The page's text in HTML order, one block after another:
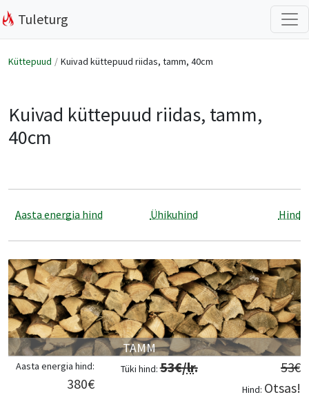
Tuleturg
Küttepuud Kuivad küttepuud riidas, tamm, 40cm
Kuivad küttepuud riidas, tamm,
40cm
Aasta energia hind Ühikuhind Hind
TAMM
Hind:
53€
Otsas!
Tüki hind: 53€/lr.
Aasta energia hind:
380€